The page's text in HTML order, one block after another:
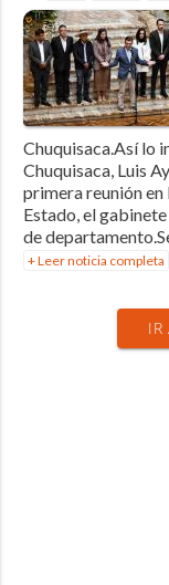
Chuquisaca.Así lo
Chuquisaca, Luis
primera reunión en
Estado, el
de
+ Leer noticia completa
IR